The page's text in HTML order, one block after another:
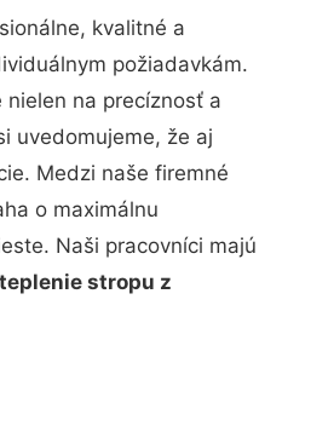
kvalitné a
požiadavkám.
na precíznosť a
uvedomujeme, že aj
Medzi naše firemné
o maximálnu
Naši pracovníci majú
stropu z